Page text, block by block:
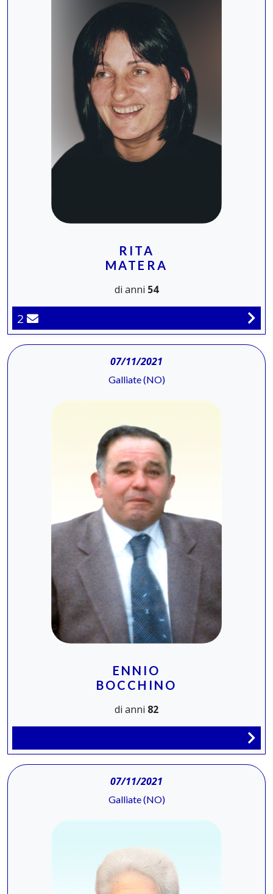
RITA
MATERA
di anni 54
2
07/11/2021
Galliate (NO)
ENNIO
BOCCHINO
di anni 82
07/11/2021
Galliate (NO)